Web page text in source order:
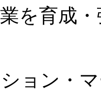
を育成
ョン・